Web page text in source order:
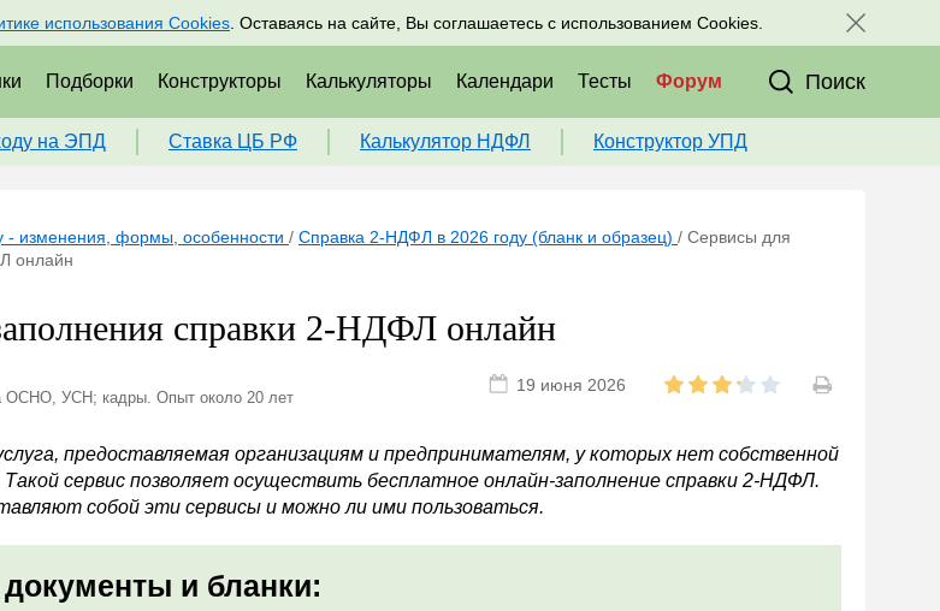
использования Cookies . Оставаясь на сайте, Вы соглашаетесь с использованием Cookies.
Присоединяйтесь к нам в соц. сетях:
Подборки Конструкторы Калькуляторы Календари Тесты Форум Поиск
на ЭПД Ставка ЦБ РФ Калькулятор НДФЛ Конструктор УПД
- изменения, формы, особенности / Справка 2-НДФЛ в 2026 году (бланк и образец) / Сервисы для
онлайн
справки 2-НДФЛ онлайн
ОСНО, УСН; кадры. Опыт около 20 лет
19 июня 2026
предоставляемая организациям и предпринимателям, у которых нет собственной
сервис позволяет осуществить бесплатное онлайн-заполнение справки 2-НДФЛ.
собой эти сервисы и можно ли ими пользоваться.
и бланки: